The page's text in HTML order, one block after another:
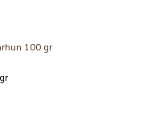
100 gr